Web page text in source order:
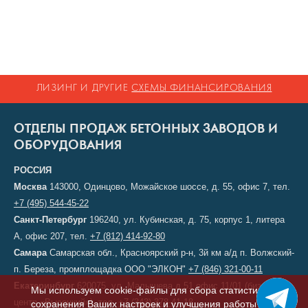
ЛИЗИНГ И ДРУГИЕ СХЕМЫ ФИНАНСИРОВАНИЯ
ОТДЕЛЫ ПРОДАЖ БЕТОННЫХ ЗАВОДОВ И
ОБОРУДОВАНИЯ
РОССИЯ
Москва143000, Одинцово, Можайское шоссе, д. 55, офис 7, тел.
+7 (495) 544-45-22
Санкт-Петербург 196240, ул. Кубинская, д. 75, корпус 1, литера
А, офис 207, тел. +7 (812) 414-92-80
СамараСамарская обл., Красноярский р-н, 3й км а/д п. Волжский-
п. Береза, промплощадка ООО "ЭЛКОН" +7 (846) 321-00-11
Екатеринбург 620075, ул. Малышева д.51 офис 11/01 (бизнес-
центр «Высоцкий»), тел. +7 (343) 378-41-18
Мы используем cookie-файлы для сбора статистики,
сохранения Ваших настроек и улучшения работы